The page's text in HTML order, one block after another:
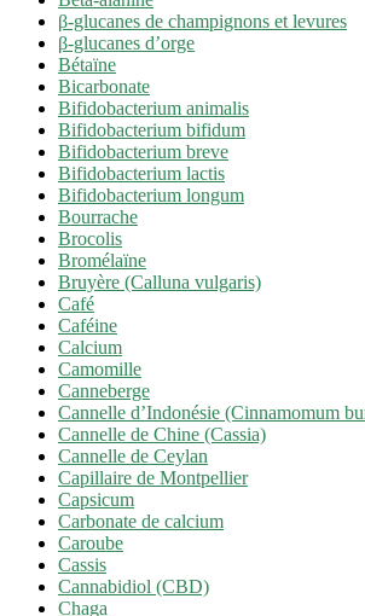
β-glucanes de champignons et levures
β-glucanes d’orge
Bétaïne
Bicarbonate
Bifidobacterium animalis
Bifidobacterium bifidum
Bifidobacterium breve
Bifidobacterium lactis
Bifidobacterium longum
Bourrache
Brocolis
Bromélaïne
Bruyère (Calluna vulgaris)
Café
Caféine
Calcium
Camomille
Canneberge
Cannelle d’Indonésie (Cinnamomum
Cannelle de Chine (Cassia)
Cannelle de Ceylan
Capillaire de Montpellier
Capsicum
Carbonate de calcium
Caroube
Cassis
Cannabidiol (CBD)
Chaga